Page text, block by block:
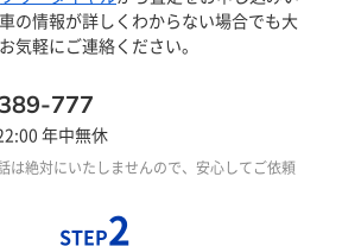
の情報が詳しくわからない場合でも大
気軽にご連絡ください。
777
年中無休
は絶対にいたしませんので、安心してご依頼
STEP2